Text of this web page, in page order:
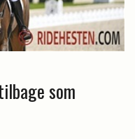
som